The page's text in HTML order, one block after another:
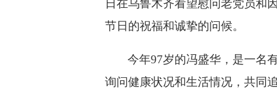
日在乌鲁木齐看望慰问老党员和
节日的祝福和诚挚的问候。
今年97岁的冯盛华，是一名
询问健康状况和生活情况，共同